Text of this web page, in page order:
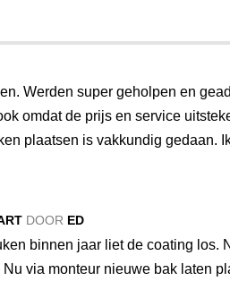
Werden super geholpen en
omdat de prijs en service
plaatsen is vakkundig gedaan.
DOOR ED
binnen jaar liet de coating los.
via monteur nieuwe bak laten